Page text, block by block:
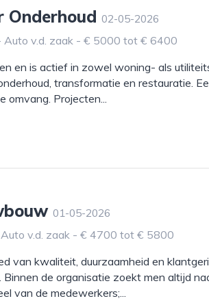
Onderhoud 02-05-2026
Auto v.d. zaak - € 5000 tot € 6400
en is actief in zowel woning- als
transformatie en restauratie.
omvang. Projecten...
01-05-2026
v.d. zaak - € 4700 tot € 5800
van kwaliteit, duurzaamheid en
de organisatie zoekt men altijd
van de medewerkers;...